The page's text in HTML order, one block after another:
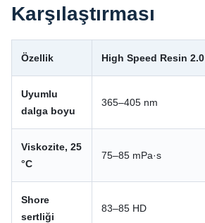
Karşılaştırması
Özellik High Speed Resin 2.0
Uyumlu
dalga boyu
365–405 nm
Viskozite, 25
°C
75–85 mPa·s
Shore
sertliği
83–85 HD